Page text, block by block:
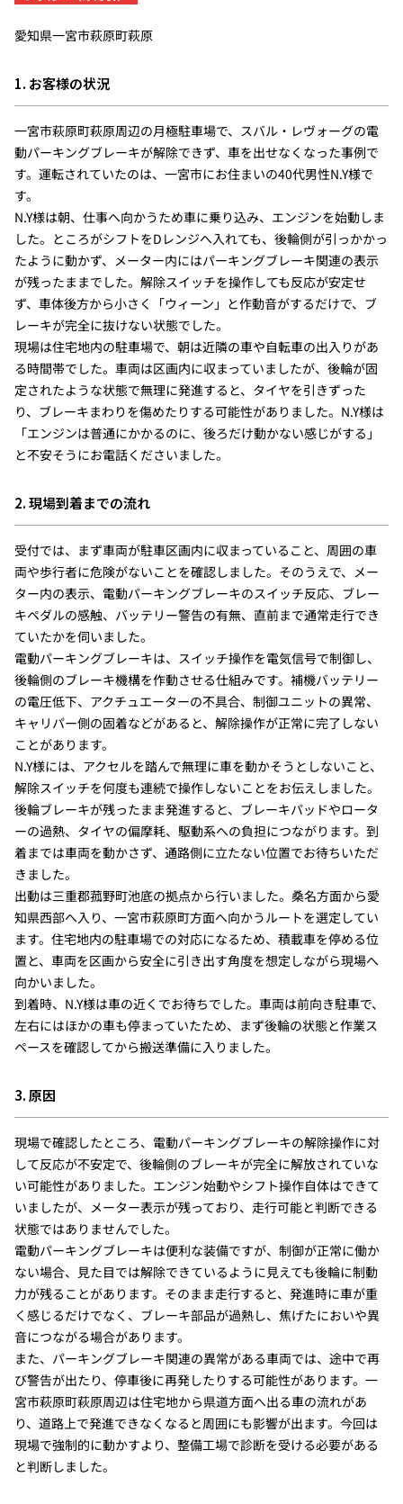
愛知県一宮市萩原町萩原
1. お客様の状況
一宮市萩原町萩原周辺の月極駐車場で、スバル・レヴォーグの電
動パーキングブレーキが解除できず、車を出せなくなった事例で
す。運転されていたのは、一宮市にお住まいの40代男性N.Y様で
す。
N.Y様は朝、仕事へ向かうため車に乗り込み、エンジンを始動しま
した。ところがシフトをDレンジへ入れても、後輪側が引っかかっ
たように動かず、メーター内にはパーキングブレーキ関連の表示
が残ったままでした。解除スイッチを操作しても反応が安定せ
ず、車体後方から小さく「ウィーン」と作動音がするだけで、ブ
レーキが完全に抜けない状態でした。
現場は住宅地内の駐車場で、朝は近隣の車や自転車の出入りがあ
る時間帯でした。車両は区画内に収まっていましたが、後輪が固
定されたような状態で無理に発進すると、タイヤを引きずった
り、ブレーキまわりを傷めたりする可能性がありました。N.Y様は
「エンジンは普通にかかるのに、後ろだけ動かない感じがする」
と不安そうにお電話くださいました。
2. 現場到着までの流れ
受付では、まず車両が駐車区画内に収まっていること、周囲の車
両や歩行者に危険がないことを確認しました。そのうえで、メー
ター内の表示、電動パーキングブレーキのスイッチ反応、ブレー
キペダルの感触、バッテリー警告の有無、直前まで通常走行でき
ていたかを伺いました。
電動パーキングブレーキは、スイッチ操作を電気信号で制御し、
後輪側のブレーキ機構を作動させる仕組みです。補機バッテリー
の電圧低下、アクチュエーターの不具合、制御ユニットの異常、
キャリパー側の固着などがあると、解除操作が正常に完了しない
ことがあります。
N.Y様には、アクセルを踏んで無理に車を動かそうとしないこと、
解除スイッチを何度も連続で操作しないことをお伝えしました。
後輪ブレーキが残ったまま発進すると、ブレーキパッドやロータ
ーの過熱、タイヤの偏摩耗、駆動系への負担につながります。到
着までは車両を動かさず、通路側に立たない位置でお待ちいただ
きました。
出動は三重郡菰野町池底の拠点から行いました。桑名方面から愛
知県西部へ入り、一宮市萩原町方面へ向かうルートを選定してい
ます。住宅地内の駐車場での対応になるため、積載車を停める位
置と、車両を区画から安全に引き出す角度を想定しながら現場へ
向かいました。
到着時、N.Y様は車の近くでお待ちでした。車両は前向き駐車で、
左右にはほかの車も停まっていたため、まず後輪の状態と作業ス
ペースを確認してから搬送準備に入りました。
3. 原因
現場で確認したところ、電動パーキングブレーキの解除操作に対
して反応が不安定で、後輪側のブレーキが完全に解放されていな
い可能性がありました。エンジン始動やシフト操作自体はできて
いましたが、メーター表示が残っており、走行可能と判断できる
状態ではありませんでした。
電動パーキングブレーキは便利な装備ですが、制御が正常に働か
ない場合、見た目では解除できているように見えても後輪に制動
力が残ることがあります。そのまま走行すると、発進時に車が重
く感じるだけでなく、ブレーキ部品が過熱し、焦げたにおいや異
音につながる場合があります。
また、パーキングブレーキ関連の異常がある車両では、途中で再
び警告が出たり、停車後に再発したりする可能性があります。一
宮市萩原町萩原周辺は住宅地から県道方面へ出る車の流れがあ
り、道路上で発進できなくなると周囲にも影響が出ます。今回は
現場で強制的に動かすより、整備工場で診断を受ける必要がある
と判断しました。